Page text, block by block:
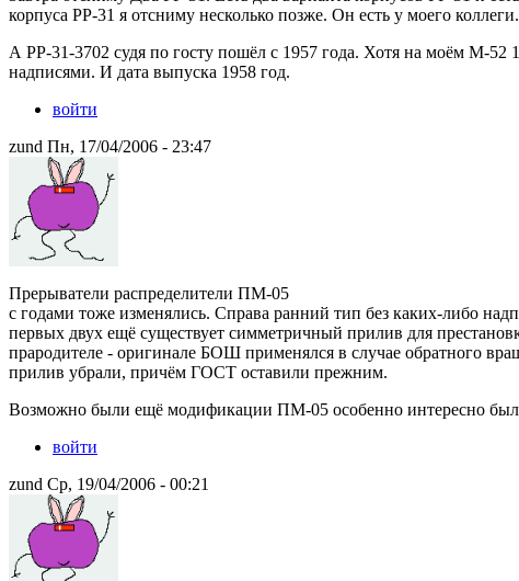
корпуса РР-31 я отсниму несколько позже. Он есть у моего коллеги.
А РР-31-3702 судя по госту пошёл с 1957 года. Хотя на моём М-52
надписями. И дата выпуска 1958 год.
войти
zund Пн, 17/04/2006 - 23:47
Прерыватели распределители ПМ-05
с годами тоже изменялись. Справа ранний тип без каких-либо
первых двух ещё существует симметричный прилив для
прародителе - оригинале БОШ применялся в случае обратного
прилив убрали, причём ГОСТ оставили прежним.
Возможно были ещё модификации ПМ-05 особенно интересно
войти
zund Ср, 19/04/2006 - 00:21